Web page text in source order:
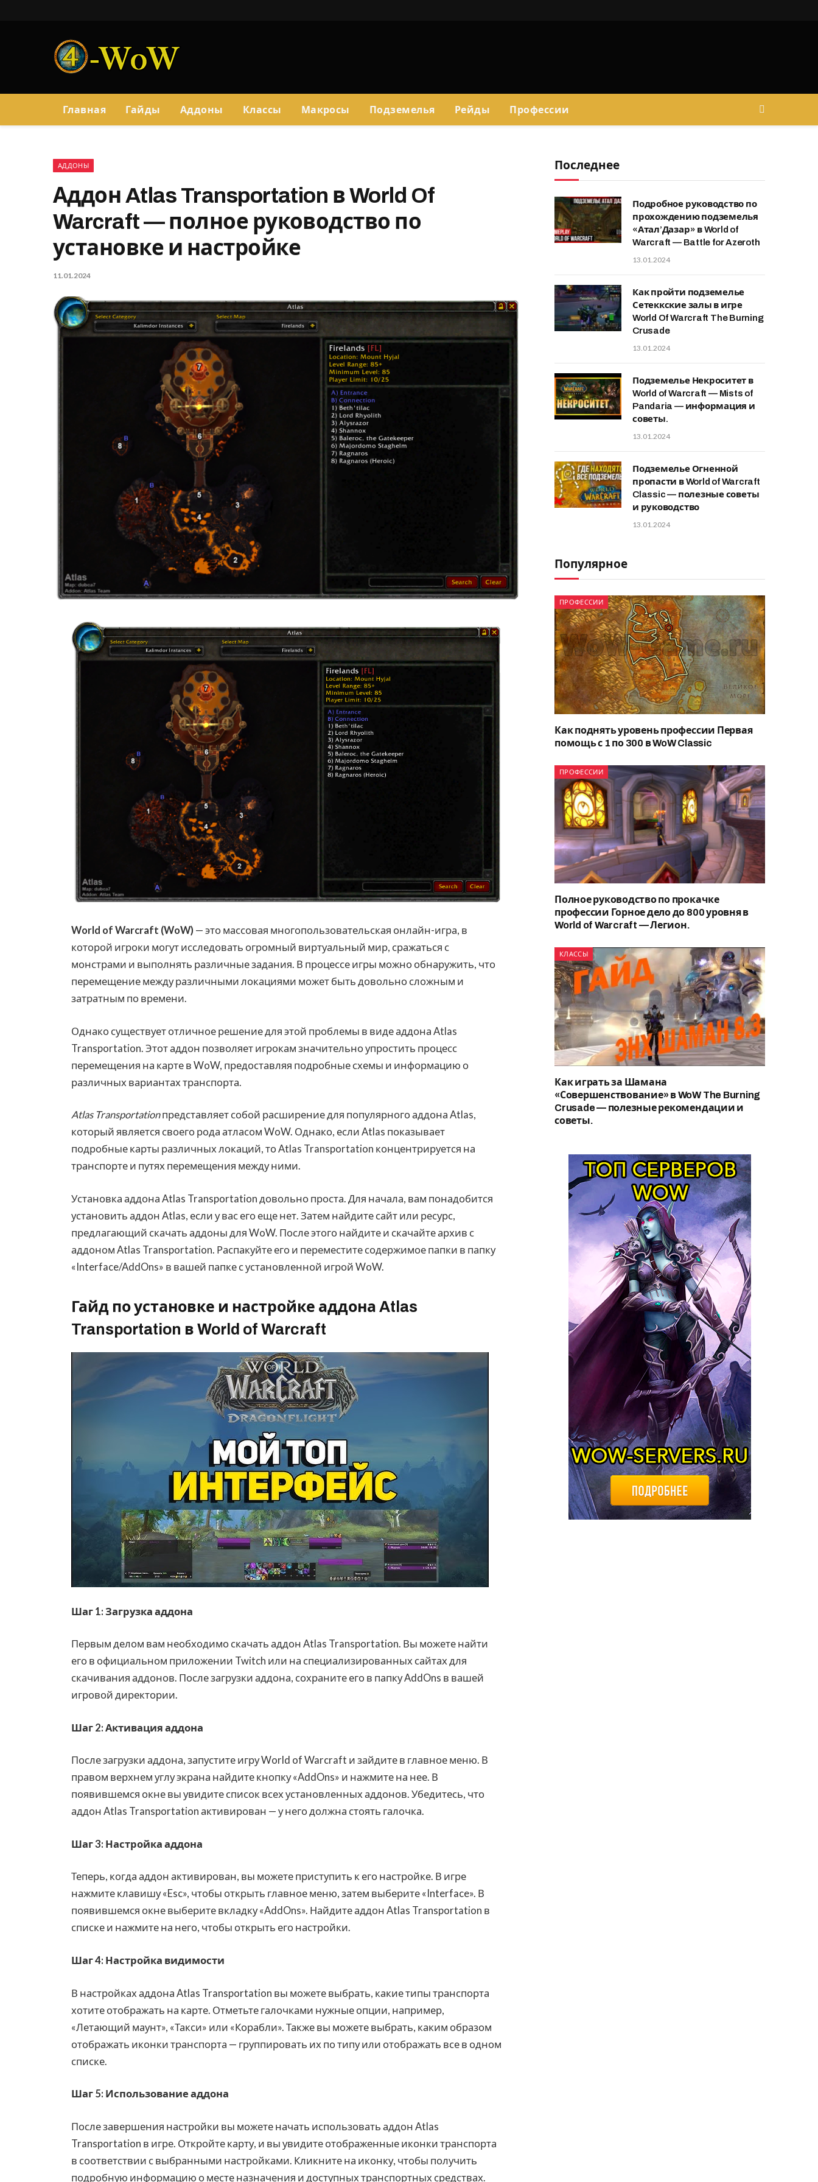
Главная Гайды Аддоны Классы Макросы Подземелья Рейды Профессии
АДДОНЫ
Аддон Atlas Transportation в World Of
Warcraft — полное руководство по
установке и настройке
11.01.2024
World of Warcraft (WoW) — это массовая многопользовательская онлайн-игра, в
которой игроки могут исследовать огромный виртуальный мир, сражаться с
монстрами и выполнять различные задания. В процессе игры можно обнаружить, что
перемещение между различными локациями может быть довольно сложным и
затратным по времени.
Однако существует отличное решение для этой проблемы в виде аддона Atlas
Transportation. Этот аддон позволяет игрокам значительно упростить процесс
перемещения на карте в WoW, предоставляя подробные схемы и информацию о
различных вариантах транспорта.
Atlas Transportationпредставляет собой расширение для популярного аддона Atlas,
который является своего рода атласом WoW. Однако, если Atlas показывает
подробные карты различных локаций, то Atlas Transportation концентрируется на
транспорте и путях перемещения между ними.
Установка аддона Atlas Transportation довольно проста. Для начала, вам понадобится
установить аддон Atlas, если у вас его еще нет. Затем найдите сайт или ресурс,
предлагающий скачать аддоны для WoW. После этого найдите и скачайте архив с
аддоном Atlas Transportation. Распакуйте его и переместите содержимое папки в папку
«Interface/AddOns» в вашей папке с установленной игрой WoW.
Гайд по установке и настройке аддона Atlas
Transportation в World of Warcraft
Шаг 1: Загрузка аддона
Первым делом вам необходимо скачать аддон Atlas Transportation. Вы можете найти
его в официальном приложении Twitch или на специализированных сайтах для
скачивания аддонов. После загрузки аддона, сохраните его в папку AddOns в вашей
игровой директории.
Шаг 2: Активация аддона
После загрузки аддона, запустите игру World of Warcraft и зайдите в главное меню. В
правом верхнем углу экрана найдите кнопку «AddOns» и нажмите на нее. В
появившемся окне вы увидите список всех установленных аддонов. Убедитесь, что
аддон Atlas Transportation активирован — у него должна стоять галочка.
Шаг 3: Настройка аддона
Теперь, когда аддон активирован, вы можете приступить к его настройке. В игре
нажмите клавишу «Esc», чтобы открыть главное меню, затем выберите «Interface». В
появившемся окне выберите вкладку «AddOns». Найдите аддон Atlas Transportation в
списке и нажмите на него, чтобы открыть его настройки.
Шаг 4: Настройка видимости
В настройках аддона Atlas Transportation вы можете выбрать, какие типы транспорта
хотите отображать на карте. Отметьте галочками нужные опции, например,
«Летающий маунт», «Такси» или «Корабли». Также вы можете выбрать, каким образом
отображать иконки транспорта — группировать их по типу или отображать все в одном
списке.
Шаг 5: Использование аддона
После завершения настройки вы можете начать использовать аддон Atlas
Transportation в игре. Откройте карту, и вы увидите отображенные иконки транспорта
в соответствии с выбранными настройками. Кликните на иконку, чтобы получить
подробную информацию о месте назначения и доступных транспортных средствах.
Последнее
Подробное руководство по
прохождению подземелья
«Атал’Дазар» в World of
Warcraft — Battle for Azeroth
13.01.2024
Как пройти подземелье
Сетеккские залы в игре
World Of Warcraft The Burning
Crusade
13.01.2024
Подземелье Некроситет в
World of Warcraft — Mists of
Pandaria — информация и
советы.
13.01.2024
Подземелье Огненной
пропасти в World of Warcraft
Classic — полезные советы
и руководство
13.01.2024
Популярное
ПРОФЕССИИ
Как поднять уровень профессии Первая
помощь с 1 по 300 в WoW Classic
ПРОФЕССИИ
Полное руководство по прокачке
профессии Горное дело до 800 уровня в
World of Warcraft — Легион.
КЛАССЫ
Как играть за Шамана
«Совершенствование» в WoW The Burning
Crusade — полезные рекомендации и
советы.